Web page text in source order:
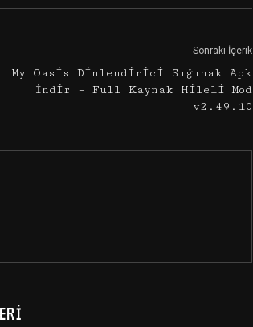
Sonraki İçerik
My Oasis Dinlendirici Sığınak Apk
İndir – Full Kaynak Hileli Mod
v2.49.10